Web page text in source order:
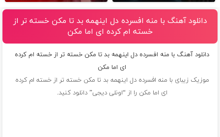
دانلود آهنگ با منه افسرده دل اینهمه بد تا مکن خسته تر از
خسته ام کرده ای اما مکن
دانلود آهنگ با منه افسرده دل اینهمه بد تا مکن خسته تر از خسته ام کرده
ای اما مکن
موزیک زیبای با منه افسرده دل اینهمه بد تا مکن خسته تر از خسته ام کرده
ای اما مکن را از “اونلی دیجی” دانلود کنید.